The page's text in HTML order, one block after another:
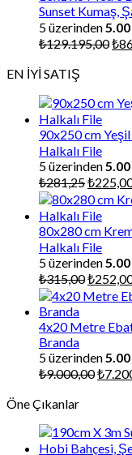
Sunset Kumaş,
5 üzerinden 5.00
₺129.195,00₺
EN İYİ SATIŞ
90x250 cm
Halkalı File
5 üzerinden 5.00
₺281,25Orijinal
fiyat:
₺281,25.
₺
80x280 cm
Halkalı File
5 üzerinden 5.00
₺315,00Orijinal
fiyat:
₺
4x20 Metre
Branda
5 üzerinden 5.00
₺9.000,00₺
Öne Çıkanlar